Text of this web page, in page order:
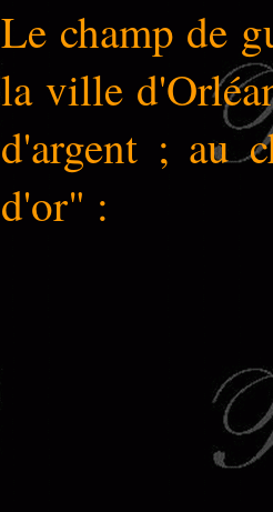
Le champ de
la ville
d'argent ; au
d'or" :